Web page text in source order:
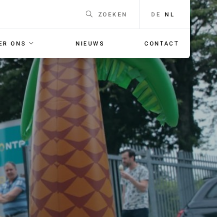
je
met
Naam
E-mailadres
Telefoonnummer
ZOEKEN DE NL
ONS NIEUWS CONTACT